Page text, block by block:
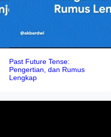
Past Future Tense:
Pengertian, dan Rumus
Lengkap